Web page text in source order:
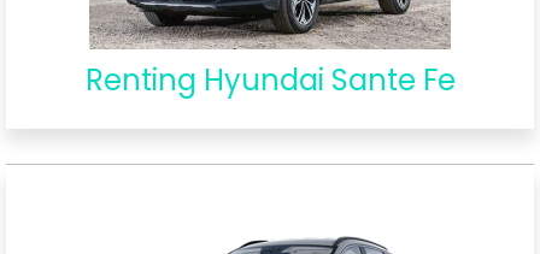
Renting Hyundai Sante Fe